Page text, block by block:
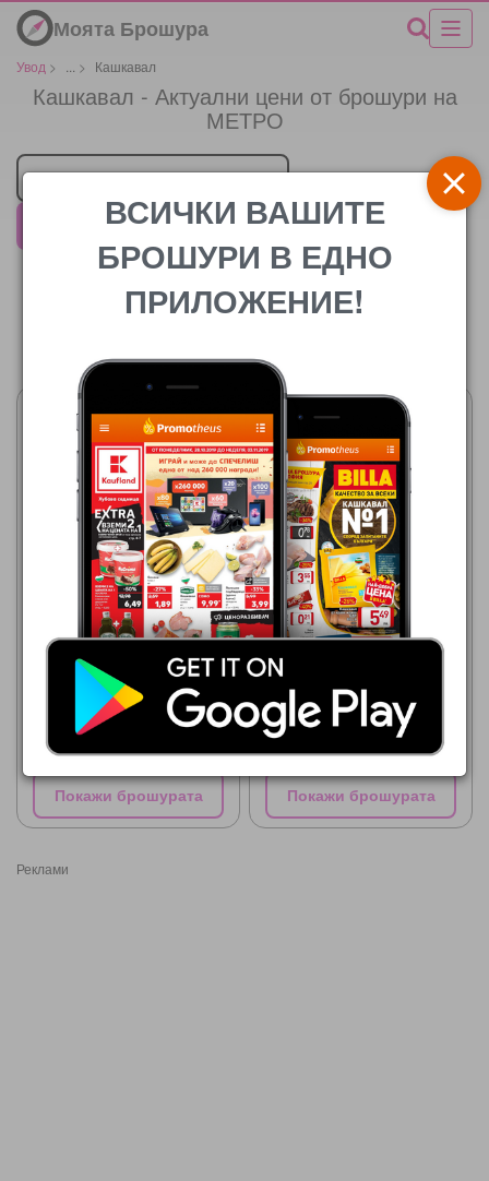
Моята Брошура
Увод > > Кашкавал
Кашкавал - Актуални цени от брошури на
МЕТРО
Търговец
МЕТРО
01.07.2026 - 31.08.2026
ЖоСи КАШКАВАЛЕНО
РОЛЕ
Покажи брошурата
МЕТРО
01.07.2026 - 31.08.2026
2,86 €
ПАСТИР Кашкавал от краве
Покажи брошурата
Реклами
ВСИЧКИ ВАШИТЕ
БРОШУРИ В ЕДНО
ПРИЛОЖЕНИЕ!